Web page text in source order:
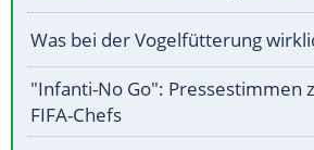
Was bei der Vogelfütterung
"Infanti-No Go": Pressestimmen
FIFA-Chefs